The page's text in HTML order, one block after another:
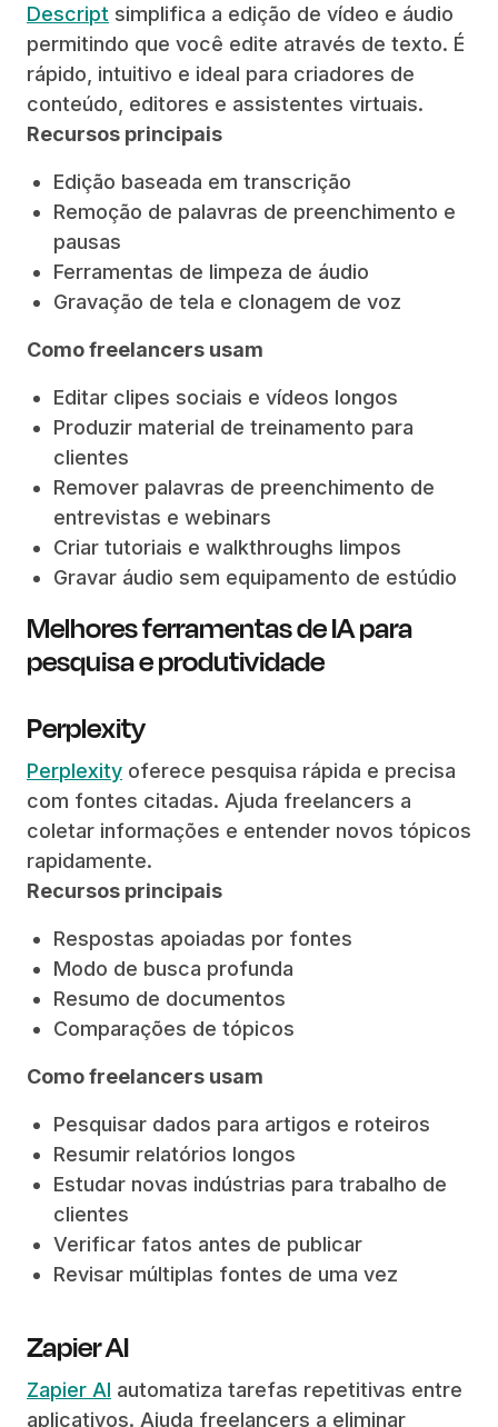
Descript simplifica a edição de vídeo e áudio
permitindo que você edite através de texto. É
rápido, intuitivo e ideal para criadores de
conteúdo, editores e assistentes virtuais.
Recursos principais
Edição baseada em transcrição
Remoção de palavras de preenchimento e
pausas
Ferramentas de limpeza de áudio
Gravação de tela e clonagem de voz
Como freelancers usam
Editar clipes sociais e vídeos longos
Produzir material de treinamento para
clientes
Remover palavras de preenchimento de
entrevistas e webinars
Criar tutoriais e walkthroughs limpos
Gravar áudio sem equipamento de estúdio
Melhores ferramentas de IA para
pesquisa e produtividade
Perplexity
Perplexity oferece pesquisa rápida e precisa
com fontes citadas. Ajuda freelancers a
coletar informações e entender novos tópicos
rapidamente.
Recursos principais
Respostas apoiadas por fontes
Modo de busca profunda
Resumo de documentos
Comparações de tópicos
Como freelancers usam
Pesquisar dados para artigos e roteiros
Resumir relatórios longos
Estudar novas indústrias para trabalho de
clientes
Verificar fatos antes de publicar
Revisar múltiplas fontes de uma vez
Zapier AI
Zapier AI automatiza tarefas repetitivas entre
aplicativos. Ajuda freelancers a eliminar